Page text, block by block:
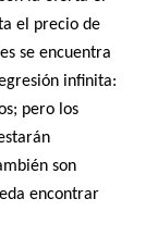
el precio de
se encuentra
infinita:
pero los
son
encontrar